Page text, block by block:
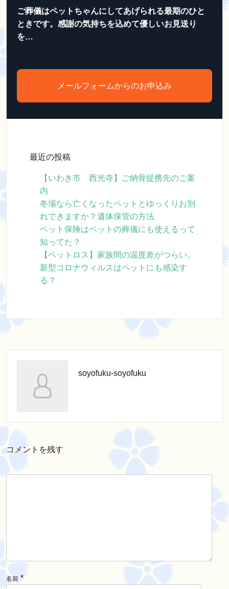
ご葬儀はペットちゃんにしてあげられる最期のひと
ときです。感謝の気持ちを込めて優しいお見送り
を…
メールフォームからのお申込み
最近の投稿
【いわき市 西光寺】ご納骨提携先のご案
内
冬場なら亡くなったペットとゆっくりお別
れできますか？遺体保管の方法
ペット保険はペットの葬儀にも使えるって
知ってた？
【ペットロス】家族間の温度差がつらい。
新型コロナウィルスはペットにも感染す
る？
soyofuku-soyofuku
コメントを残す
名前 *